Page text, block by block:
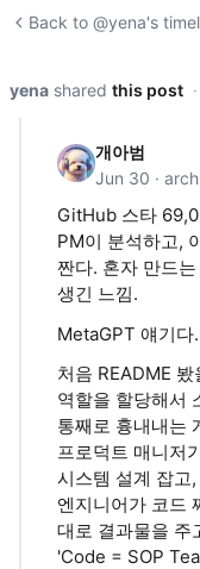
Back to @yena's
yena shared this post
개아범
Jun 30 ·
GitHub 스타
PM이 분석하고,
짠다. 혼자 만드
생긴 느낌.
MetaGPT 얘기다.
처음 README
역할을 할당해서
통째로 흉내내는
프로덕트 매니저
시스템 설계 잡고
엔지니어가 코드
대로 결과물을 주
'Code = SOP